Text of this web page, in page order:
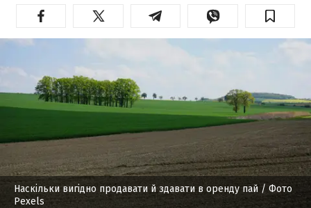
Наскільки вигідно продавати й здавати в оренду пай / Фото
Pexels